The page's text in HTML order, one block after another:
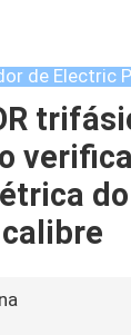
de Electric
calibre